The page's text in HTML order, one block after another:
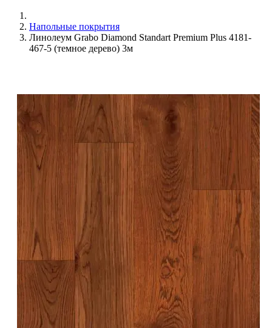
Напольные покрытия
Линолеум Grabo Diamond Standart Premium Plus 4181-
467-5 (темное дерево) 3м